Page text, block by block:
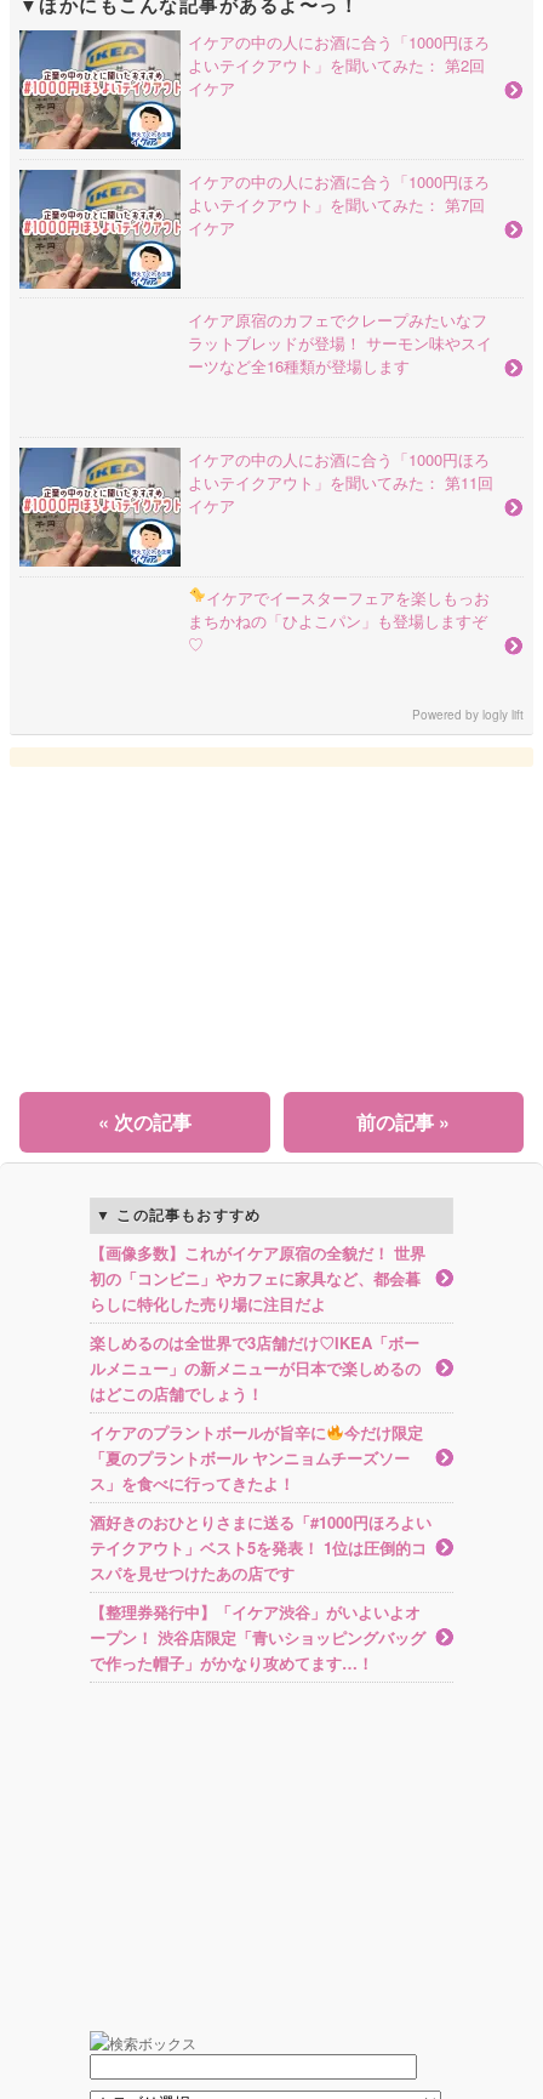
イケアの中の人にお酒に合う「1000円ほろ
よいテイクアウト」を聞いてみた： 第2回
イケア
イケアの中の人にお酒に合う「1000円ほろ
よいテイクアウト」を聞いてみた： 第7回
イケア
イケア原宿のカフェでクレープみたいなフ
ラットブレッドが登場！ サーモン味やスイ
ーツなど全16種類が登場します
イケアの中の人にお酒に合う「1000円ほろ
よいテイクアウト」を聞いてみた： 第11回
イケア
イケアでイースターフェアを楽しもっお
まちかねの「ひよこパン」も登場しますぞ
♡
Powered bylogly lift
前の記事 »
« 次の記事
この記事もおすすめ
【画像多数】これがイケア原宿の全貌だ！ 世界
初の「コンビニ」やカフェに家具など、都会暮
らしに特化した売り場に注目だよ
楽しめるのは全世界で3店舗だけ♡IKEA「ボー
ルメニュー」の新メニューが日本で楽しめるの
はどこの店舗でしょう！
イケアのプラントボールが旨辛に
今だけ限定
「夏のプラントボール ヤンニョムチーズソー
ス」を食べに行ってきたよ！
酒好きのおひとりさまに送る「#1000円ほろよい
テイクアウト」ベスト5を発表！ 1位は圧倒的コ
スパを見せつけたあの店です
【整理券発行中】「イケア渋谷」がいよいよオ
ープン！ 渋谷店限定「青いショッピングバッグ
で作った帽子」がかなり攻めてます…！